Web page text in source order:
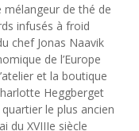
de thé de
infusés à froid
chef Jonas Naavik
de l’Europe
et la boutique
Heggberget
le plus ancien
du XVIIIe siècle